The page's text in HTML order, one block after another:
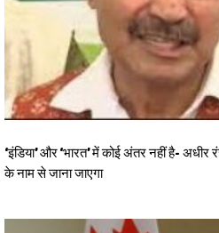
‘इंडिया’ और ‘भारत’ में कोई अंतर नहीं है-
के नाम से जाना जाएगा